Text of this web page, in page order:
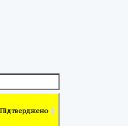
Підтверджено